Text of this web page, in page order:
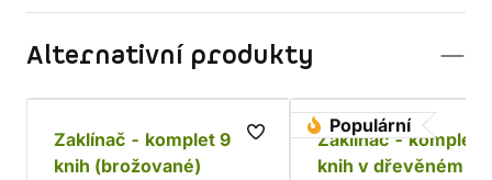
Alternativní produkty
Zaklínač - komplet 9
knih (brožované)
Populární
Zaklínač - komplet
knih v dřevěném